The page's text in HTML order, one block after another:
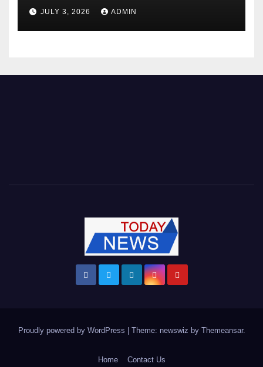
JULY 3, 2026 ADMIN
Proudly powered by WordPress Theme: newswiz by Themeansar.
Home Contact Us